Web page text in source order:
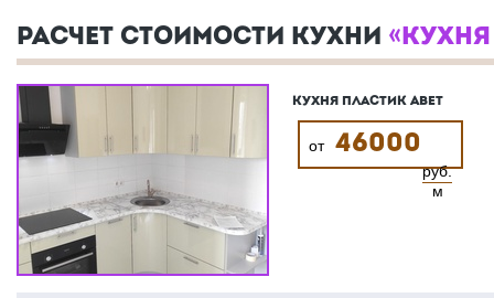
РАСЧЕТ СТОИМОСТИ КУХНИ «КУХНЯ
КУХНЯ ПЛАСТИК ABET
от 46000
руб.
м